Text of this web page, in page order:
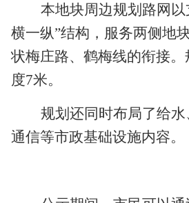
本地块周边规划路网
横一纵”结构，服务两侧地
状梅庄路、鹤梅线的衔接
度7米。
规划还同时布局了给水
通信等市政基础设施内容。